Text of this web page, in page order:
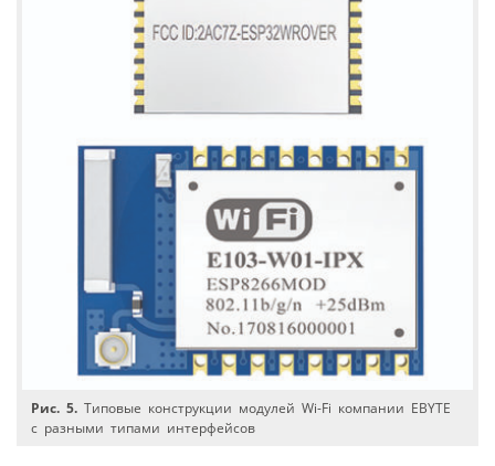
Рис. 5. Типовые конструкции модулей Wi-Fi компании EBYTE
с разными типами интерфейсов